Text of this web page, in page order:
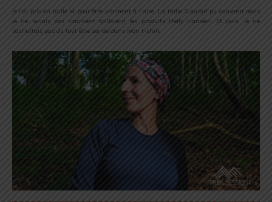
Je l’ai pris en taille M pour être vraiment à l’aise. La taille S aurait pu convenir mais
je ne savais pas comment taillaient les produits Helly Hansen. Et puis, je ne
souhaitais pas du tout être serrée dans mon t-shirt.